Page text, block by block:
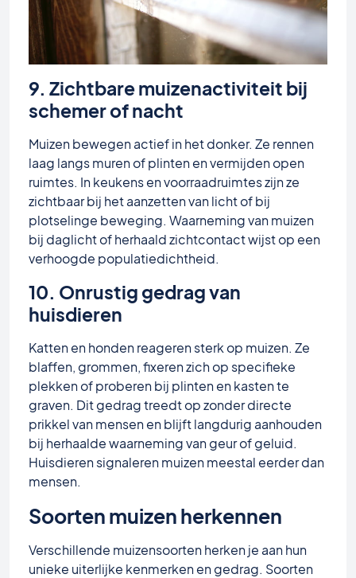
9. Zichtbare muizenactiviteit bij
schemer of nacht
Muizen bewegen actief in het donker. Ze rennen
laag langs muren of plinten en vermijden open
ruimtes. In keukens en voorraadruimtes zijn ze
zichtbaar bij het aanzetten van licht of bij
plotselinge beweging. Waarneming van muizen
bij daglicht of herhaald zichtcontact wijst op een
verhoogde populatiedichtheid.
10. Onrustig gedrag van
huisdieren
Katten en honden reageren sterk op muizen. Ze
blaffen, grommen, fixeren zich op specifieke
plekken of proberen bij plinten en kasten te
graven. Dit gedrag treedt op zonder directe
prikkel van mensen en blijft langdurig aanhouden
bij herhaalde waarneming van geur of geluid.
Huisdieren signaleren muizen meestal eerder dan
mensen.
Soorten muizen herkennen
Verschillende muizensoorten herken je aan hun
unieke uiterlijke kenmerken en gedrag. Soorten